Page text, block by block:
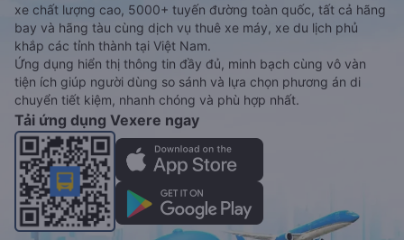
xe chất lượng cao, 5000+ tuyến đường toàn quốc, tất cả hãng
bay và hãng tàu cùng dịch vụ thuê xe máy, xe du lịch phủ
khắp các tỉnh thành tại Việt Nam.
Ứng dụng hiển thị thông tin đầy đủ, minh bạch cùng vô vàn
tiện ích giúp người dùng so sánh và lựa chọn phương án di
chuyển tiết kiệm, nhanh chóng và phù hợp nhất.
Tải ứng dụng Vexere ngay